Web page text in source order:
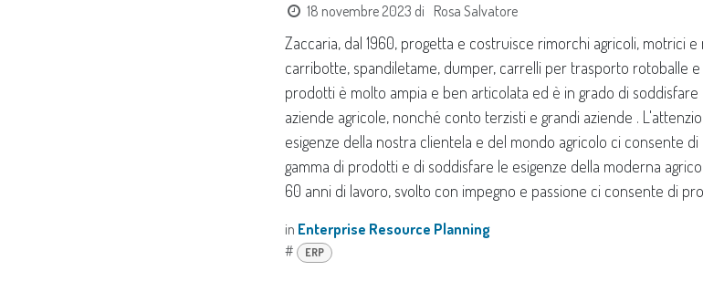
18 novembre 2023 di Rosa Salvatore
Zaccaria, dal 1960, progetta e costruisce rimorchi agricoli, motrici
carribotte, spandiletame, dumper, carrelli per trasporto rotoballe
prodotti è molto ampia e ben articolata ed è in grado di
aziende agricole, nonché conto terzisti e grandi aziende .
esigenze della nostra clientela e del mondo agricolo ci consente
gamma di prodotti e di soddisfare le esigenze della moderna
60 anni di lavoro, svolto con impegno e passione ci consente di
in Enterprise Resource Planning
#
ERP